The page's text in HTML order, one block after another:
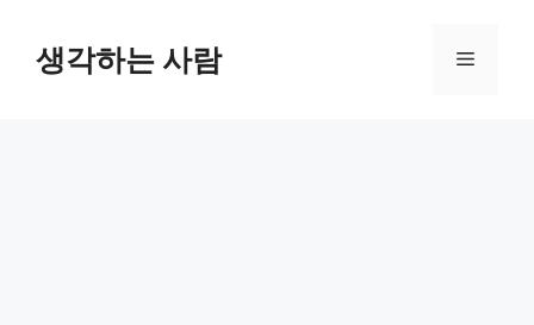
content생각하는 사람 Menu